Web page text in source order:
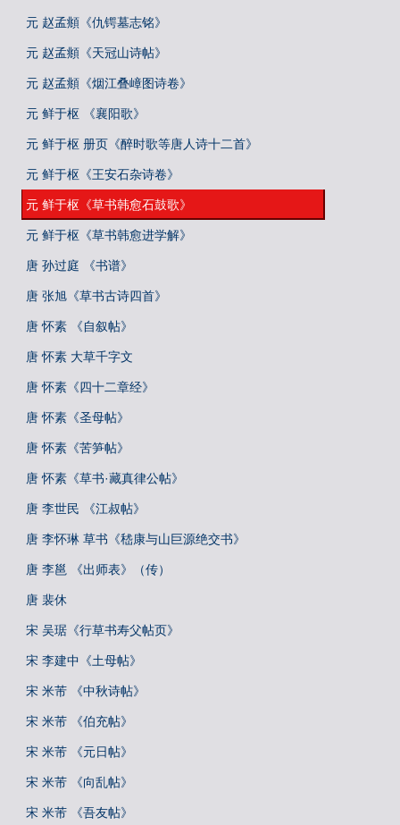
元 赵孟頫《仇锷墓志铭》
元 赵孟頫《天冠山诗帖》
元 赵孟頫《烟江叠嶂图诗卷》
元 鲜于枢 《襄阳歌》
元 鲜于枢 册页《醉时歌等唐人诗十二首》
元 鲜于枢《王安石杂诗卷》
元 鲜于枢《草书韩愈石鼓歌》
元 鲜于枢《草书韩愈进学解》
唐 孙过庭 《书谱》
唐 张旭《草书古诗四首》
唐 怀素 《自叙帖》
唐 怀素 大草千字文
唐 怀素《四十二章经》
唐 怀素《圣母帖》
唐 怀素《苦笋帖》
唐 怀素《草书·藏真律公帖》
唐 李世民 《江叔帖》
唐 李怀琳 草书《嵇康与山巨源绝交书》
唐 李邕 《出师表》（传）
唐 裴休
宋 吴琚《行草书寿父帖页》
宋 李建中《土母帖》
宋 米芾 《中秋诗帖》
宋 米芾 《伯充帖》
宋 米芾 《元日帖》
宋 米芾 《向乱帖》
宋 米芾 《吾友帖》